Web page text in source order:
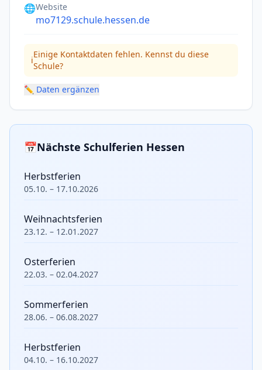
🌐Website
mo7129.schule.hessen.de
ℹ️
Einige Kontaktdaten fehlen. Kennst du diese
Schule?
✏️ Daten ergänzen
📅Nächste Schulferien Hessen
Herbstferien
05.10. – 17.10.2026
Weihnachtsferien
23.12. – 12.01.2027
Osterferien
22.03. – 02.04.2027
Sommerferien
28.06. – 06.08.2027
Herbstferien
04.10. – 16.10.2027